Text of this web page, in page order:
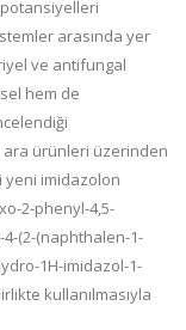
arasında yer
ve antifungal
hem de
ara ürünleri üzerinden
imidazolon
2-phenyl-4,5-
(2-(naphthalen-1-
1H-imidazol-1-
kullanılmasıyla